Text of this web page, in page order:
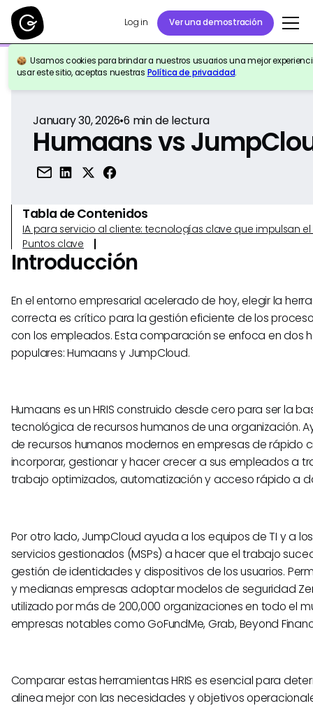
Log in Ver una demostración
Usamos cookies para brindar a nuestros usuarios una mejor
usar este sitio, aceptas nuestras Política de privacidad.
Volver a la Referencia
January 30, 2026•6 min de lectura
Humaans vs
Tabla de Contenidos
IA para servicio al cliente: tecnologías clave que impulsan
Puntos clave
Introducción
En el entorno empresarial acelerado de hoy, elegir la
correcta es crítico para la gestión eficiente de los
con los empleados. Esta comparación se enfoca en dos
populares: Humaans y JumpCloud.
Humaans es un HRIS construido desde cero para ser la
tecnológica de recursos humanos de una organización.
de recursos humanos modernos en empresas de rápido
incorporar, gestionar y hacer crecer a sus empleados a
trabajo optimizados, automatización y acceso rápido a
Por otro lado, JumpCloud ayuda a los equipos de TI y a
servicios gestionados (MSPs) a hacer que el trabajo
gestión de identidades y dispositivos de los usuarios.
y medianas empresas adoptar modelos de seguridad
utilizado por más de 200,000 organizaciones en todo el
empresas notables como GoFundMe, Grab, Beyond
Comparar estas herramientas HRIS es esencial para
alinea mejor con las necesidades y objetivos